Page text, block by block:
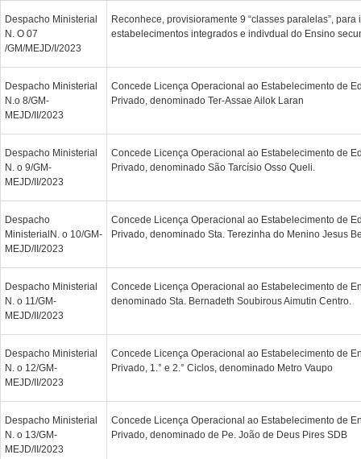
Despacho Ministerial
N. O 07
/GM/MEJD/I/2023
Reconhece, provisioramente 9 “classes paralelas”, para
estabelecimentos integrados e indivdual do Ensino
Despacho Ministerial
N.o 8/GM-
MEJD/II/2023
Concede Licença Operacional ao Estabelecimento de
Privado, denominado Ter-Assae Ailok Laran
Despacho Ministerial
N. o 9/GM-
MEJD/II/2023
Concede Licença Operacional ao Estabelecimento de
Privado, denominado São Tarcísio Osso Queli.
Despacho
MinisterialN. o 10/GM-
MEJD/II/2023
Concede Licença Operacional ao Estabelecimento de
Privado, denominado Sta. Terezinha do Menino Jesus
Despacho Ministerial
N. o 11/GM-
MEJD/II/2023
Concede Licença Operacional ao Estabelecimento de
denominado Sta. Bernadeth Soubirous Aimutin Centro.
Despacho Ministerial
N. o 12/GM-
MEJD/II/2023
Concede Licença Operacional ao Estabelecimento de
Privado, 1.° e 2.° Ciclos, denominado Metro Vaupo
Despacho Ministerial
N. o 13/GM-
MEJD/II/2023
Concede Licença Operacional ao Estabelecimento de
Privado, denominado de Pe. João de Deus Pires SDB